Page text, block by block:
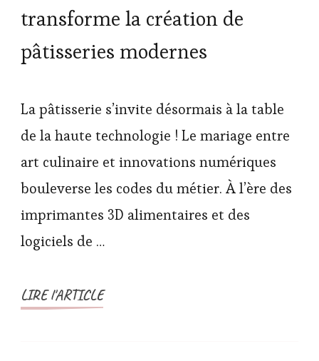
transforme la création de
pâtisseries modernes
La pâtisserie s’invite désormais à la table
de la haute technologie ! Le mariage entre
art culinaire et innovations numériques
bouleverse les codes du métier. À l’ère des
imprimantes 3D alimentaires et des
logiciels de …
LIRE l'ARTICLE